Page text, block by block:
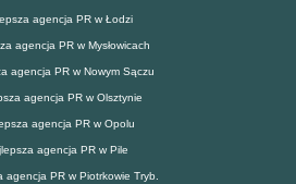
agencja PR w Łodzi
agencja PR w Mysłowicach
agencja PR w Nowym Sączu
agencja PR w Olsztynie
agencja PR w Opolu
agencja PR w Pile
agencja PR w Piotrkowie Tryb.